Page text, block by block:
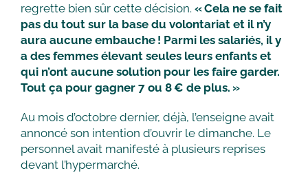
regrette bien sûr cette décision. « Cela ne se fait
pas du tout sur la base du volontariat et il n’y
aura aucune embauche ! Parmi les salariés, il y
a des femmes élevant seules leurs enfants et
qui n’ont aucune solution pour les faire garder.
Tout ça pour gagner 7 ou 8 € de plus. »
Au mois d’octobre dernier, déjà, l’enseigne avait
annoncé son intention d’ouvrir le dimanche. Le
personnel avait manifesté à plusieurs reprises
devant l’hypermarché.